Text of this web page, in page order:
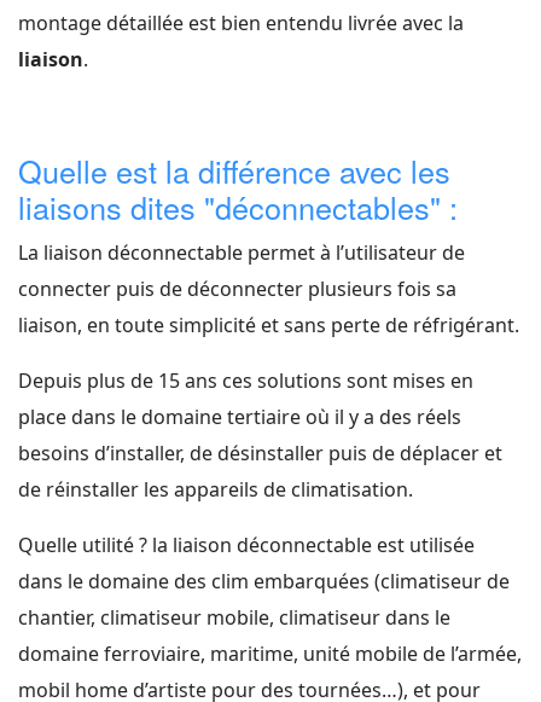
montage détaillée est bien entendu livrée avec la
liaison.
Quelle est la différence avec les
liaisons dites "déconnectables" :
La liaison déconnectable permet à l’utilisateur de
connecter puis de déconnecter plusieurs fois sa
liaison, en toute simplicité et sans perte de réfrigérant.
Depuis plus de 15 ans ces solutions sont mises en
place dans le domaine tertiaire où il y a des réels
besoins d’installer, de désinstaller puis de déplacer et
de réinstaller les appareils de climatisation.
Quelle utilité ? la liaison déconnectable est utilisée
dans le domaine des clim embarquées (climatiseur de
chantier, climatiseur mobile, climatiseur dans le
domaine ferroviaire, maritime, unité mobile de l’armée,
mobil home d’artiste pour des tournées…), et pour